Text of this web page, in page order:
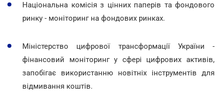
Національна комісія з цінних паперів та фондового
ринку - моніторинг на фондових ринках.
Міністерство цифрової трансформації України -
фінансовий моніторинг у сфері цифрових активів,
запобігає використанню новітніх інструментів для
відмивання коштів.